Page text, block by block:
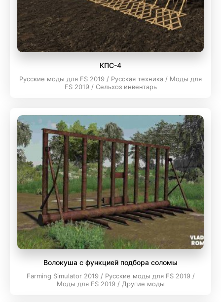
КПC-4
Русские моды для FS 2019 / Русская техника / Моды для
FS 2019 / Сельхоз инвентарь
Волокуша с функцией подбора соломы
Farming Simulator 2019 / Русские моды для FS 2019 /
Моды для FS 2019 / Другие моды